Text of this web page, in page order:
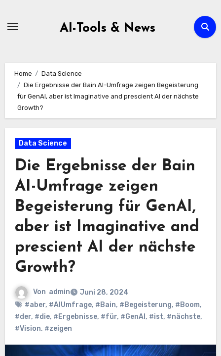
AI-Tools & News
Home
Data Science
Die Ergebnisse der Bain AI-Umfrage zeigen Begeisterung
für GenAI, aber ist Imaginative and prescient AI der nächste
Growth?
Data Science
Die Ergebnisse der Bain
AI-Umfrage zeigen
Begeisterung für GenAI,
aber ist Imaginative and
prescient AI der nächste
Growth?
Von admin
Juni 28, 2024
#aber, #AIUmfrage, #Bain, #Begeisterung, #Boom,
#der, #die, #Ergebnisse, #für, #GenAI , #ist, #nächste,
#Vision, #zeigen